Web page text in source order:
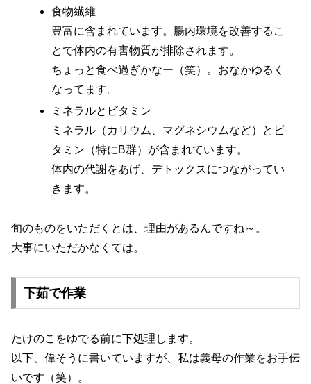
食物繊維
豊富に含まれています。腸内環境を改善するこ
とで体内の有害物質が排除されます。
ちょっと食べ過ぎかなー（笑）。おなかゆるく
なってます。
ミネラルとビタミン
ミネラル（カリウム、マグネシウムなど）とビ
タミン（特にB群）が含まれています。
体内の代謝をあげ、デトックスにつながってい
きます。
旬のものをいただくとは、理由があるんですね～。
大事にいただかなくては。
下茹で作業
たけのこをゆでる前に下処理します。
以下、偉そうに書いていますが、私は義母の作業をお手伝
いです（笑）。